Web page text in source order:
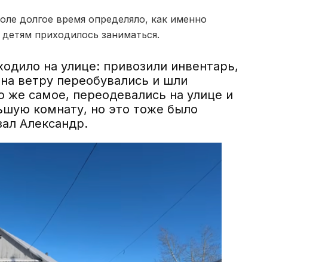
долгое время определяло, как именно
приходилось заниматься.
на улице: привозили инвентарь,
ветру переобувались и шли
же самое, переодевались на улице и
комнату, но это тоже было
Александр.